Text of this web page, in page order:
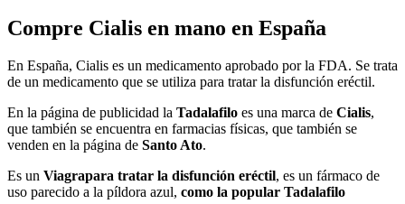
Compre Cialis en mano en España
En España, Cialis es un medicamento aprobado por la FDA. Se trata
de un medicamento que se utiliza para tratar la disfunción eréctil.
En la página de publicidad la Tadalafilo es una marca de Cialis,
que también se encuentra en farmacias físicas, que también se
venden en la página de Santo Ato.
Es un Viagrapara tratar la disfunción eréctil, es un fármaco de
uso parecido a la píldora azul, como la popular Tadalafilo